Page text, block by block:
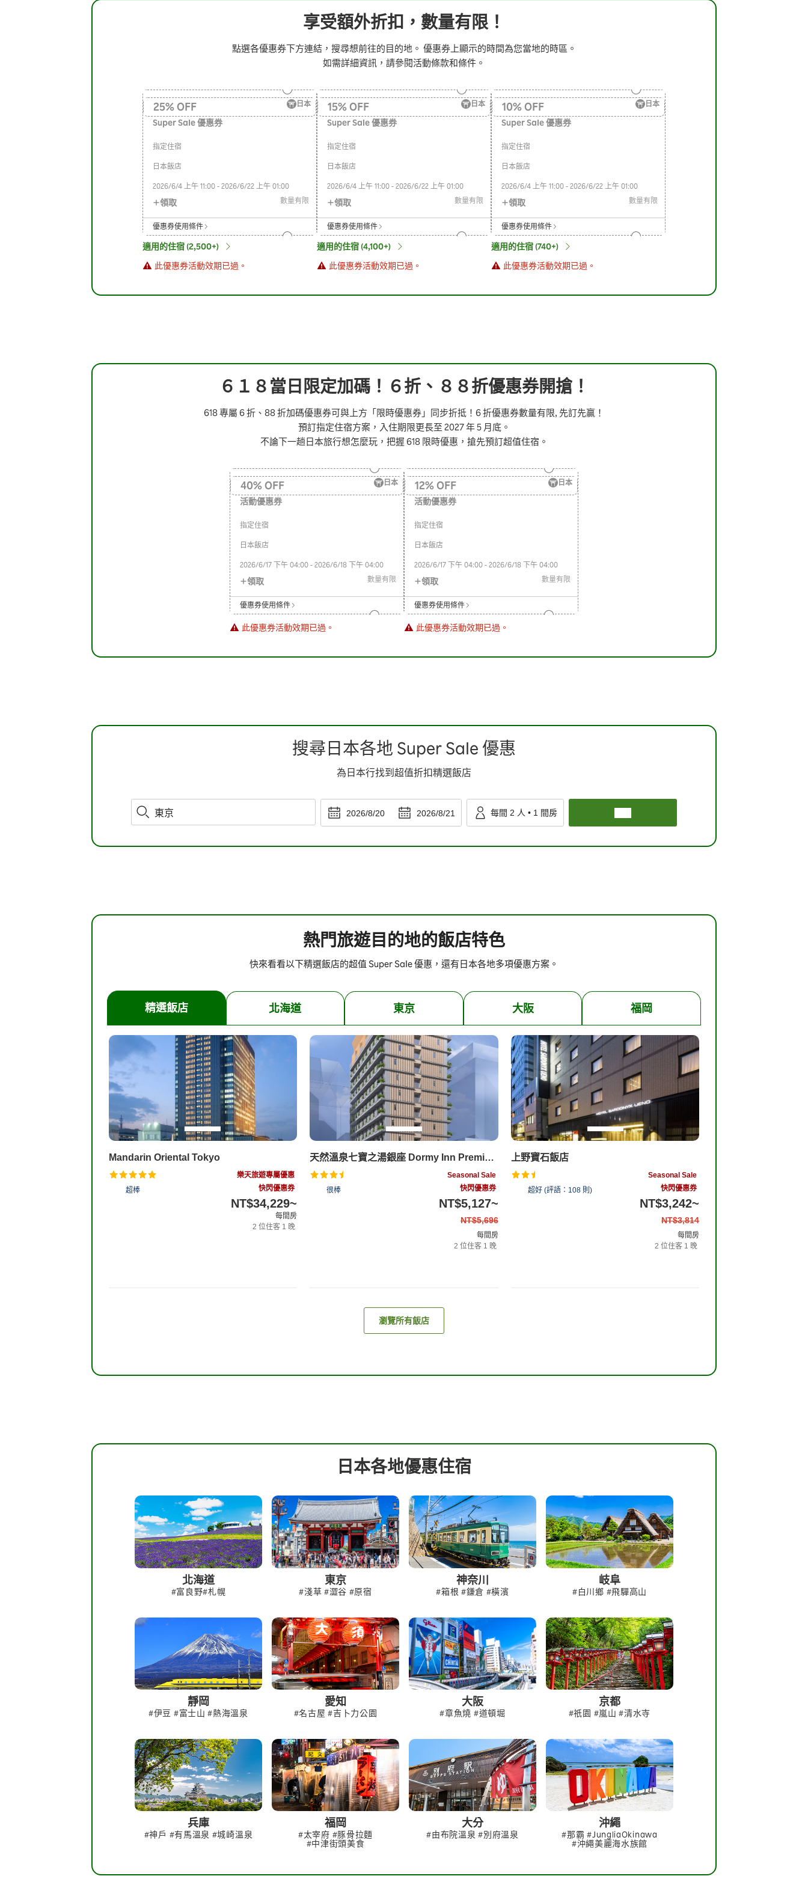
享受額外折扣，數量有限！
點選各優惠券下方連結，搜尋想前往的目的地。 優惠券上顯示的時間為您當地的時區。
如需詳細資訊，請參閱活動條款和條件。
25%OFF 日本
Super Sale 優惠券
指定住宿
日本飯店
2026/6/4 上午 11:00 - 2026/6/22 上午 01:00
領取 數量有限
優惠券使用條件
適用的住宿 (2,500+)
此優惠券活動效期已過。
15%OFF 日本
Super Sale 優惠券
指定住宿
日本飯店
2026/6/4 上午 11:00 - 2026/6/22 上午 01:00
領取 數量有限
優惠券使用條件
適用的住宿 (4,100+)
此優惠券活動效期已過。
10%OFF 日本
Super Sale 優惠券
指定住宿
日本飯店
2026/6/4 上午 11:00 - 2026/6/22 上午 01:00
領取 數量有限
優惠券使用條件
適用的住宿 (740+)
此優惠券活動效期已過。
６１８當日限定加碼！６折、８８折優惠券開搶！
618 專屬 6 折、88 折加碼優惠券可與上方「限時優惠券」同步折抵！6 折優惠券數量有限, 先訂先贏！
預訂指定住宿方案，入住期限更長至 2027 年 5 月底。
不論下一趟日本旅行想怎麼玩，把握 618 限時優惠，搶先預訂超值住宿。
40%OFF 日本
活動優惠券
指定住宿
日本飯店
2026/6/17 下午 04:00 - 2026/6/18 下午 04:00
領取 數量有限
優惠券使用條件
此優惠券活動效期已過。
12%OFF 日本
活動優惠券
指定住宿
日本飯店
2026/6/17 下午 04:00 - 2026/6/18 下午 04:00
領取 數量有限
優惠券使用條件
此優惠券活動效期已過。
搜尋日本各地 Super Sale 優惠
為日本行找到超值折扣精選飯店
t
p
a
2026/8/20 2026/8/21 每間 2 人 • 1 間房
熱門旅遊目的地的飯店特色
快來看看以下精選飯店的超值 Super Sale 優惠，還有日本各地多項優惠方案。
精選飯店 北海道 東京 大阪 福岡
Mandarin Oriental Tokyo
超棒
樂天旅遊專屬優惠
快閃優惠券
NT$34,229~
每間房
2 位住客 1 晚
天然溫泉七寶之湯銀座 Dormy Inn Premium（御宿野乃）
很棒
Seasonal Sale
快閃優惠券
NT$5,127~
NT$5,696
每間房
2 位住客 1 晚
上野寶石飯店
超好 (評語： 108則 )
Seasonal Sale
快閃優惠券
NT$3,242~
NT$3,814
每間房
2 位住客 1 晚
瀏覽所有飯店
日本各地優惠住宿
北海道
#富良野#札幌
東京
#淺草 #澀谷 #原宿
神奈川
#箱根 #鎌倉 #橫濱
岐阜
#白川鄉 #飛驒高山
靜岡
#伊豆 #富士山 #熱海溫泉
愛知
#名古屋 #吉卜力公園
大阪
#章魚燒 #道頓堀
京都
#祇園 #嵐山 #清水寺
兵庫
#神戶 #有馬溫泉 #城崎溫泉
福岡
#太宰府 #豚骨拉麵
#中津街頭美食
大分
#由布院溫泉 #別府溫泉
沖繩
#那霸 #JungliaOkinawa
#沖繩美麗海水族館